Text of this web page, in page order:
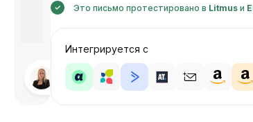
Разработано
Анастасия
Это письмо протестировано в Litmusи
Интегрируется с